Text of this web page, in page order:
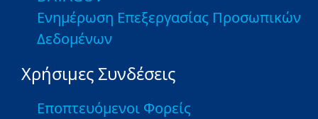
Ενημέρωση Επεξεργασίας Προσωπικών
Δεδομένων
Χρήσιμες Συνδέσεις
Εποπτευόμενοι Φορείς